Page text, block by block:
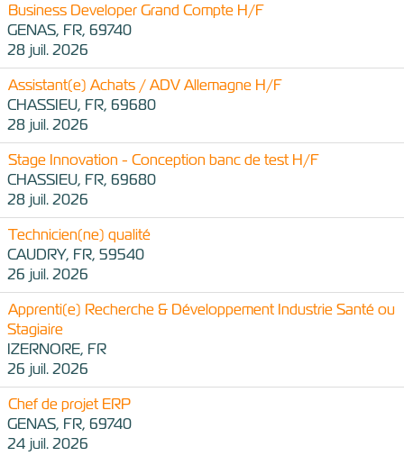
Business Developer Grand Compte H/F
GENAS, FR, 69740
28 juil. 2026
Assistant(e) Achats / ADV Allemagne H/F
CHASSIEU, FR, 69680
28 juil. 2026
Stage Innovation - Conception banc de test H/F
CHASSIEU, FR, 69680
28 juil. 2026
Technicien(ne) qualité
CAUDRY, FR, 59540
26 juil. 2026
Apprenti(e) Recherche & Développement Industrie Santé ou
Stagiaire
IZERNORE, FR
26 juil. 2026
Chef de projet ERP
GENAS, FR, 69740
24 juil. 2026